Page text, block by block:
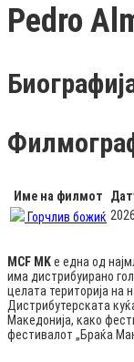
Pedro
Име на филмот
Горчлив божиќ
MCF MKе една од
има дистрибуирано
целата територија на
Дистрибутерската
Македонија, како
фестивалот „Браќа